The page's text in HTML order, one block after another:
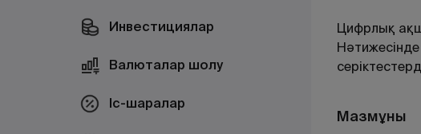
Инвестициялар
Валюталар шолу
Іс-шаралар
Цифрлық
Мазмұны